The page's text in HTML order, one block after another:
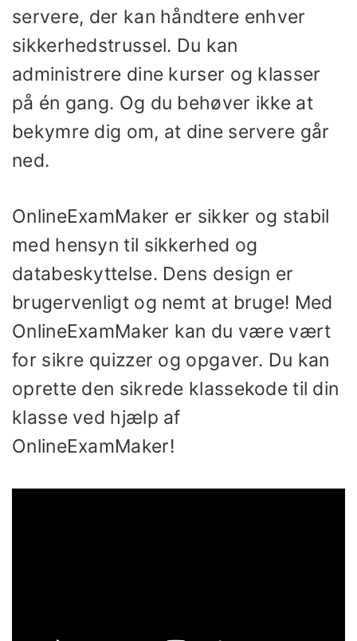
servere, der kan håndtere enhver
sikkerhedstrussel. Du kan
administrere dine kurser og klasser
på én gang. Og du behøver ikke at
bekymre dig om, at dine servere går
ned.
OnlineExamMaker er sikker og stabil
med hensyn til sikkerhed og
databeskyttelse. Dens design er
brugervenligt og nemt at bruge! Med
OnlineExamMaker kan du være vært
for sikre quizzer og opgaver. Du kan
oprette den sikrede klassekode til din
klasse ved hjælp af
OnlineExamMaker!